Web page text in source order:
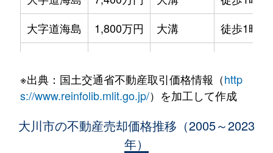
大字一木 10万円 西鉄柳川
徒歩1
大字一木
61万円 西鉄柳川
徒歩1
大字三丸
300万円 西鉄柳川 徒歩1
大字道海島
1,800万円 大溝
徒歩1時
大字中古賀
400万円 大溝
徒歩1時
2,500万円
※出典：国土交通省不動産取引価格情報（http
s://www.reinfolib.mlit.go.jp/）を加工して作成
大川市の不動産売却価格推移（2005～2023
年）